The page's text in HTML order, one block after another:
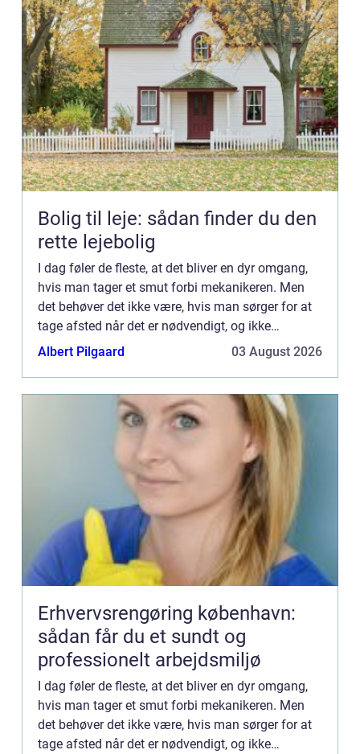
Bolig til leje: sådan finder du den
rette lejebolig
I dag føler de fleste, at det bliver en dyr omgang,
hvis man tager et smut forbi mekanikeren. Men
det behøver det ikke være, hvis man sørger for at
tage afsted når det er nødvendigt, og ikke
udskyder det igen o...
Albert Pilgaard 03 August 2026
Erhvervsrengøring københavn:
sådan får du et sundt og
professionelt arbejdsmiljø
I dag føler de fleste, at det bliver en dyr omgang,
hvis man tager et smut forbi mekanikeren. Men
det behøver det ikke være, hvis man sørger for at
tage afsted når det er nødvendigt, og ikke